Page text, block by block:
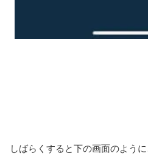
しばらくすると下の画面のよう